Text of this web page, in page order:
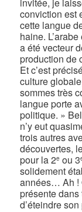
conviction est
cette langue
haine.
a été vecteur
production de
Et c’est
culture
sommes très
langue porte
politique. »
n’y eut
trois autres
découvertes,
pour la 2e ou 3
solidement
années… Ah !
présente
d’éteindre